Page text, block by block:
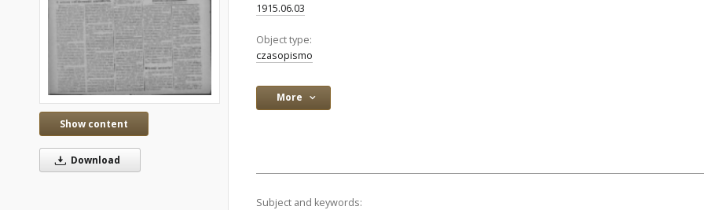
Show content
Download
1915.06.03
Object type:
czasopismo
More
Subject and keywords: